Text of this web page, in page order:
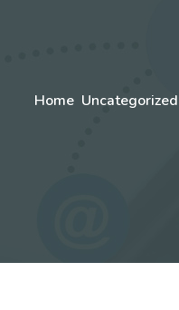
Home Uncategorized